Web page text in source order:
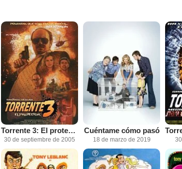
Torrente 3: El protector
30 de septiembre de 2005
Cuéntame cómo pasó
18 de marzo de 2019